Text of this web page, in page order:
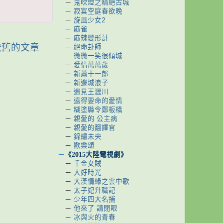
的文章
－ 鬼吹燈之精絕古城
－ 寂寞空庭春欲晚
－ 旋風少女2
－ 麻雀
－ 麻辣變形計
－ 絕命卦師
－ 微微一笑很傾城
－ 愛情萬萬歲
－ 新蕭十一郎
－ 新邊城浪子
－ 遇見王瀝川
－ 遠得要命的愛情
－ 糊塗縣令鄭板橋
－ 親愛的 公主病
－ 親愛的翻譯官
－ 錦繡未央
－ 歡樂頌
－ 《2015大陸電視劇》
－ 千金女賊
－ 大好時光
－ 大漢情緣之雲中歌
－ 太子妃升職記
－ 少年四大名捕
－ 他來了 請閉眼
－ 冰與火的青春